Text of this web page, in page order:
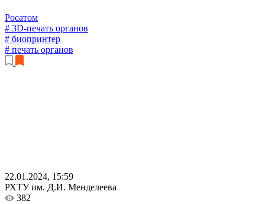
Росатом
# 3D-печать органов
# биопринтер
# печать органов
22.01.2024, 15:59
РХТУ им. Д.И. Менделеева
382